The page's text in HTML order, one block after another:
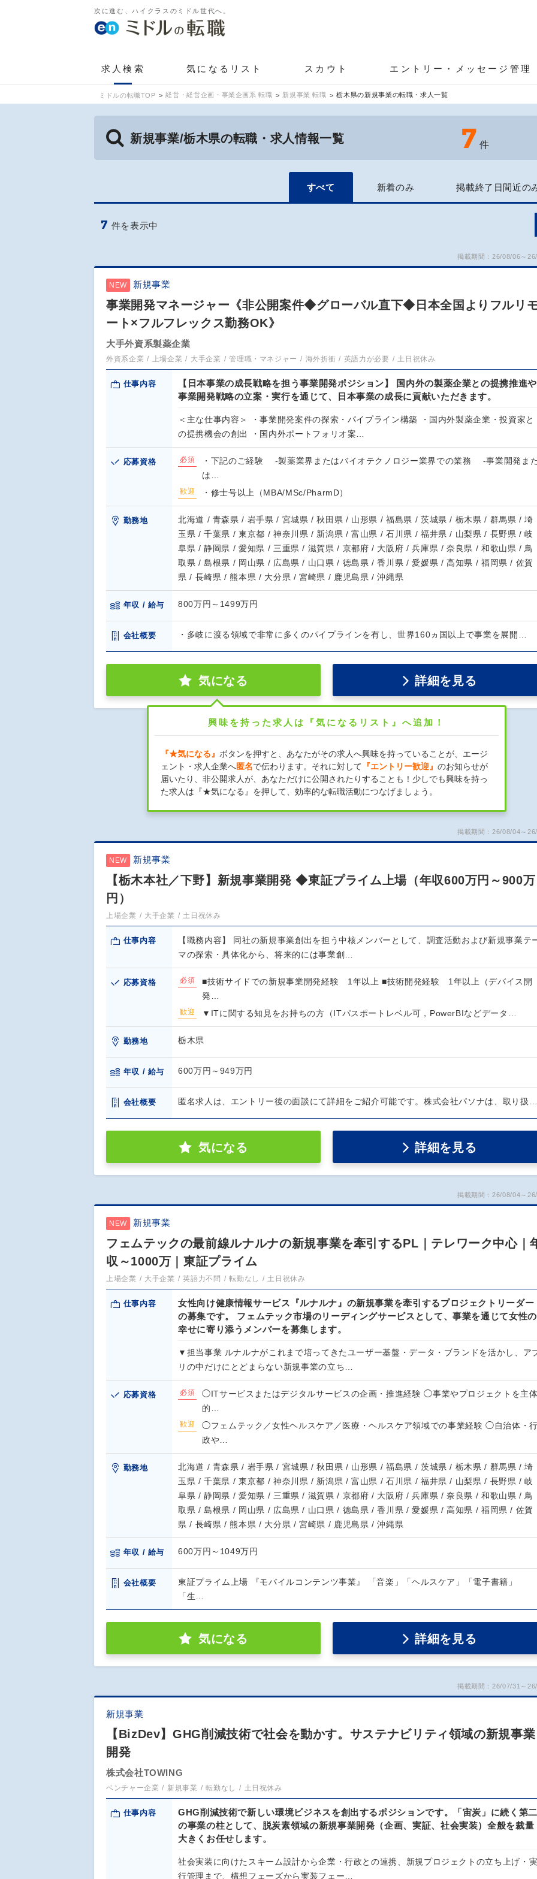
次に進む、ハイクラスのミドル世代へ。
求人検索 気になるリスト スカウト エントリー・メッセージ管理
ミドルの転職TOP 経営・経営企画・事業企画系 転職 新規事業 転職 栃木県の新規事業の転職・求人一覧
新規事業/栃木県の転職・求人情報一覧 7 件
すべて 新着のみ 掲載終了日間近の
7 件を表示中
掲載期間：26/08/06～
NEW 新規事業
事業開発マネージャー《非公開案件◆グローバル直下◆日本全国よりフルリ
ート×フルフレックス勤務OK》
大手外資系製薬企業
外資系企業 上場企業 大手企業 管理職・マネジャー 海外折衝 英語力が必要 土日祝休み
仕事内容
【日本事業の成長戦略を担う事業開発ポジション】 国内外の製薬企業との提携推進や
事業開発戦略の立案・実行を通じて、日本事業の成長に貢献いただきます。
＜主な仕事内容＞ ・事業開発案件の探索・パイプライン構築 ・国内外製薬企業・投資家と
の提携機会の創出 ・国内外ポートフォリオ案…
応募資格 必須
・下記のご経験 -製薬業界またはバイオテクノロジー業界での業務 -事業開発また
は…
歓迎 ・修士号以上（MBA/MSc/PharmD）
勤務地
北海道 / 青森県 / 岩手県 / 宮城県 / 秋田県 / 山形県 / 福島県 / 茨城県 / 栃木県 / 群馬県 / 埼
玉県 / 千葉県 / 東京都 / 神奈川県 / 新潟県 / 富山県 / 石川県 / 福井県 / 山梨県 / 長野県 / 岐
阜県 / 静岡県 / 愛知県 / 三重県 / 滋賀県 / 京都府 / 大阪府 / 兵庫県 / 奈良県 / 和歌山県 / 鳥
取県 / 島根県 / 岡山県 / 広島県 / 山口県 / 徳島県 / 香川県 / 愛媛県 / 高知県 / 福岡県 / 佐賀
県 / 長崎県 / 熊本県 / 大分県 / 宮崎県 / 鹿児島県 / 沖縄県
年収 / 給与 800万円～1499万円
会社概要 ・多岐に渡る領域で非常に多くのパイプラインを有し、世界160ヵ国以上で事業を展開…
気になる 詳細を見る
興味を持った求人は『気になるリスト』へ追加！
『★気になる』 ボタンを押すと、あなたがその求人へ興味を持っていることが、エージ
ェント・求人企業へ匿名で伝わります。それに対して 『エントリー歓迎』 のお知らせが
届いたり、非公開求人が、あなただけに公開されたりすることも！少しでも興味を持っ
た求人は『★気になる』を押して、効率的な転職活動につなげましょう。
掲載期間：26/08/04～
NEW 新規事業
【栃木本社／下野】新規事業開発 ◆東証プライム上場（年収600万円～900万
円）
上場企業 大手企業 土日祝休み
仕事内容
【職務内容】 同社の新規事業創出を担う中核メンバーとして、調査活動および新規事業テ
マの探索・具体化から、将来的には事業創…
応募資格 必須
■技術サイドでの新規事業開発経験 1年以上 ■技術開発経験 1年以上（デバイス開
発…
歓迎 ▼ITに関する知見をお持ちの方（ITパスポートレベル可，PowerBIなどデータ…
勤務地 栃木県
年収 / 給与 600万円～949万円
会社概要 匿名求人は、エントリー後の面談にて詳細をご紹介可能です。株式会社パソナは、取り扱…
気になる 詳細を見る
掲載期間：26/08/04～
NEW 新規事業
フェムテックの最前線ルナルナの新規事業を牽引するPL｜テレワーク中心｜
収～1000万｜東証プライム
上場企業 大手企業 英語力不問 転勤なし 土日祝休み
仕事内容
女性向け健康情報サービス『ルナルナ』の新規事業を牽引するプロジェクトリーダー
の募集です。 フェムテック市場のリーディングサービスとして、事業を通じて女性の
幸せに寄り添うメンバーを募集します。
▼担当事業 ルナルナがこれまで培ってきたユーザー基盤・データ・ブランドを活かし、ア
リの中だけにとどまらない新規事業の立ち…
応募資格 必須
◯ITサービスまたはデジタルサービスの企画・推進経験 ◯事業やプロジェクトを主体
的…
歓迎
◯フェムテック／女性ヘルスケア／医療・ヘルスケア領域での事業経験 ◯自治体・行
政や…
勤務地
北海道 / 青森県 / 岩手県 / 宮城県 / 秋田県 / 山形県 / 福島県 / 茨城県 / 栃木県 / 群馬県 / 埼
玉県 / 千葉県 / 東京都 / 神奈川県 / 新潟県 / 富山県 / 石川県 / 福井県 / 山梨県 / 長野県 / 岐
阜県 / 静岡県 / 愛知県 / 三重県 / 滋賀県 / 京都府 / 大阪府 / 兵庫県 / 奈良県 / 和歌山県 / 鳥
取県 / 島根県 / 岡山県 / 広島県 / 山口県 / 徳島県 / 香川県 / 愛媛県 / 高知県 / 福岡県 / 佐賀
県 / 長崎県 / 熊本県 / 大分県 / 宮崎県 / 鹿児島県 / 沖縄県
年収 / 給与 600万円～1049万円
会社概要
東証プライム上場 『モバイルコンテンツ事業』 「音楽」「ヘルスケア」「電子書籍」
「生…
気になる 詳細を見る
掲載期間：26/07/31～
新規事業
【BizDev】GHG削減技術で社会を動かす。サステナビリティ領域の新規事業
開発
株式会社TOWING
ベンチャー企業 新規事業 転勤なし 土日祝休み
仕事内容
GHG削減技術で新しい環境ビジネスを創出するポジションです。「宙炭」に続く第二
の事業の柱として、脱炭素領域の新規事業開発（企画、実証、社会実装）全般を裁量
大きくお任せします。
社会実装に向けたスキーム設計から企業・行政との連携、新規プロジェクトの立ち上げ・実
行管理まで、構想フェーズから実装フェー…